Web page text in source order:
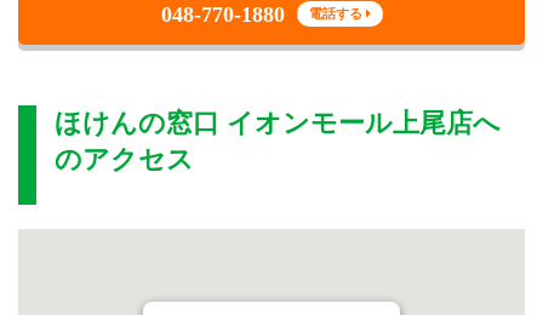
048-770-1880 電話する
ほけんの窓口 イオンモール上尾店へ
のアクセス